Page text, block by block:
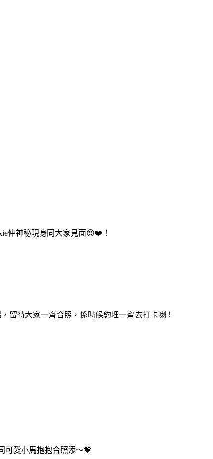
仲神秘現身同大家見面😍❤️！
留待大家一齊合照，係時候約埋一齊去打卡喇！
可愛小馬抱抱合照添～💖